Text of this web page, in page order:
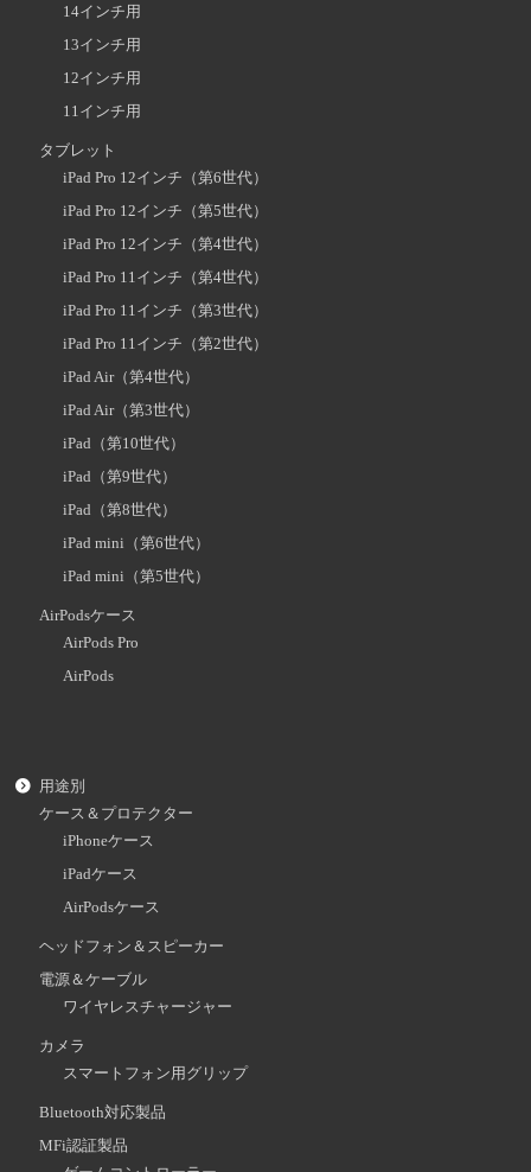
14インチ用
13インチ用
12インチ用
11インチ用
タブレット
iPad Pro 12インチ（第6世代）
iPad Pro 12インチ（第5世代）
iPad Pro 12インチ（第4世代）
iPad Pro 11インチ（第4世代）
iPad Pro 11インチ（第3世代）
iPad Pro 11インチ（第2世代）
iPad Air（第4世代）
iPad Air（第3世代）
iPad（第10世代）
iPad（第9世代）
iPad（第8世代）
iPad mini（第6世代）
iPad mini（第5世代）
AirPodsケース
AirPods Pro
AirPods
用途別
ケース＆プロテクター
iPhoneケース
iPadケース
AirPodsケース
ヘッドフォン＆スピーカー
電源＆ケーブル
ワイヤレスチャージャー
カメラ
スマートフォン用グリップ
Bluetooth対応製品
MFi認証製品